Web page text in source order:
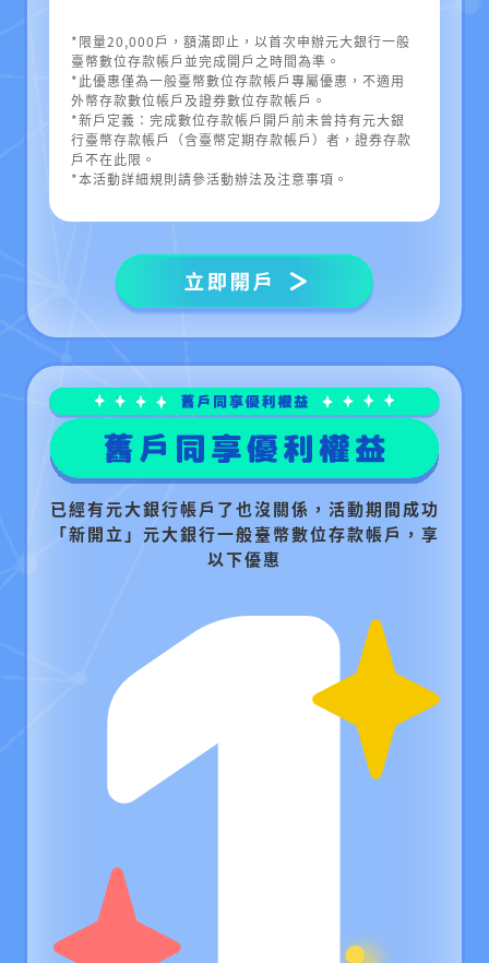
*限量20,000戶，額滿即止，以首次申辦元大銀行一般
臺幣數位存款帳戶並完成開戶之時間為準。
*此優惠僅為一般臺幣數位存款帳戶專屬優惠，不適用
外幣存款數位帳戶及證券數位存款帳戶。
*新戶定義：完成數位存款帳戶開戶前未曾持有元大銀
行臺幣存款帳戶（含臺幣定期存款帳戶）者，證券存款
戶不在此限。
*本活動詳細規則請參活動辦法及注意事項。
已經有元大銀行帳戶了也沒關係，活動期間成功
「新開立」元大銀行一般臺幣數位存款帳戶，享
以下優惠